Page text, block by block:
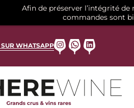
SUR WHATSAPPInstagram
WhatsApp
LinkedIn
Afin de préserver l’intégrité de
commandes sont